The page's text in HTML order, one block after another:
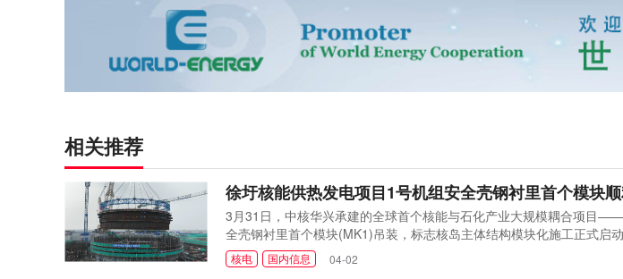
相关推荐
徐圩核能供热发电项目1号机组安全壳钢衬里首个模块
3月31日，中核华兴承建的全球首个核能与石化产业大规模耦合项目
全壳钢衬里首个模块(MK1)吊装，标志核岛主体结构模块化施工正式启
密配合与有序指挥下，全过程安全质量受控，模块最终精准就位，为后
智能建造示范工程，模块化、智能化为钢衬里MK1成功吊装奠定了坚实
核电 国内信息 04-02